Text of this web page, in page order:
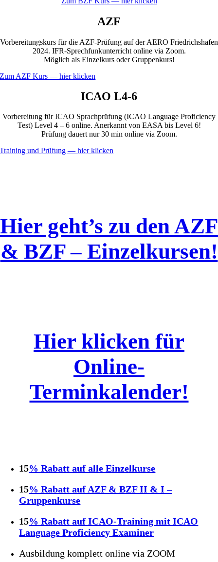
AZF
Vorbereitungskurs für die AZF-Prüfung auf der AERO Friedrichshafen
2024. IFR-Sprechfunkunterricht online via Zoom.
Möglich als Einzelkurs oder Gruppenkurs!
Zum AZF Kurs — hier klicken
ICAO L4-6
Vorbereitung für ICAO Sprachprüfung (ICAO Language Proficiency
Test) Level 4 – 6 online. Anerkannt von EASA bis Level 6!
Prüfung dauert nur 30 min online via Zoom.
Training und Prüfung — hier klicken
Hier geht’s zu den AZF
& BZF – Einzelkursen!
Hier klicken für
Online-
Terminkalender!
15% Rabatt auf alle Einzelkurse
15% Rabatt auf AZF & BZF II & I –
Gruppenkurse
15% Rabatt auf ICAO-Training mit ICAO
Language Proficiency Examiner
Ausbildung komplett online via ZOOM